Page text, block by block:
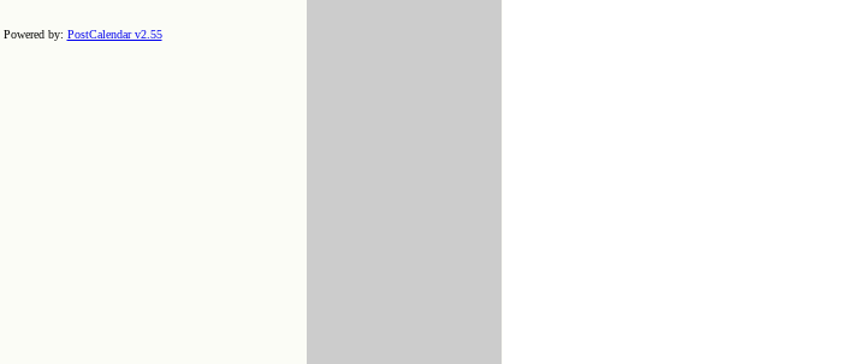
Powered by: PostCalendar v2.55